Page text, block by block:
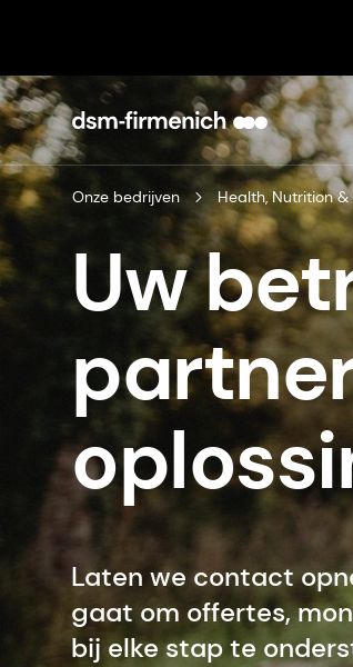
Onze bedrijven Health, Nutrition &
Uw
Laten we contact
gaat om offertes,
bij elke stap te